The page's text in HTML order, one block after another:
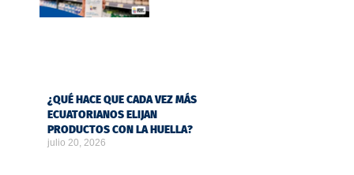
¿QUÉ HACE QUE CADA VEZ MÁS
ECUATORIANOS ELIJAN
PRODUCTOS CON LA HUELLA?
julio 20, 2026